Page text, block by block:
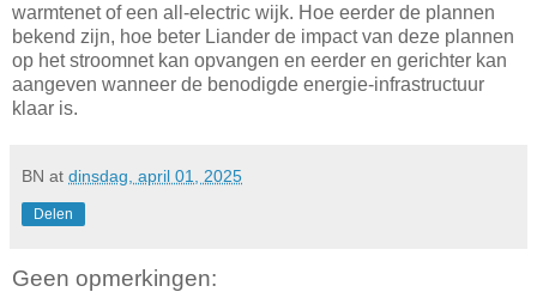
warmtenet of een all-electric wijk. Hoe eerder de plannen
bekend zijn, hoe beter Liander de impact van deze plannen
op het stroomnet kan opvangen en eerder en gerichter kan
aangeven wanneer de benodigde energie-infrastructuur
klaar is.
BN at dinsdag, april 01, 2025
Delen
Geen opmerkingen: